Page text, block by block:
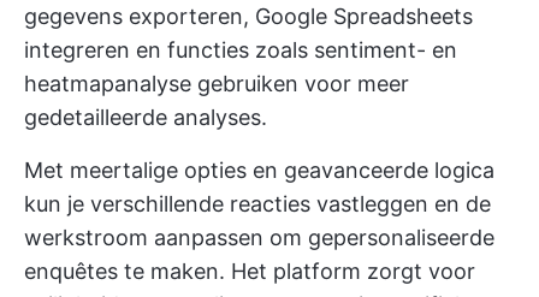
gegevens exporteren, Google Spreadsheets
integreren en functies zoals sentiment- en
heatmapanalyse gebruiken voor meer
gedetailleerde analyses.
Met meertalige opties en geavanceerde logica
kun je verschillende reacties vastleggen en de
werkstroom aanpassen om gepersonaliseerde
enquêtes te maken. Het platform zorgt voor